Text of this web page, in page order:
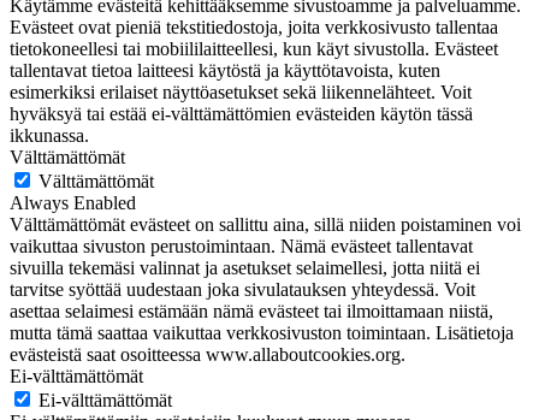
Käytämme evästeitä kehittääksemme sivustoamme ja palveluamme.
Evästeet ovat pieniä tekstitiedostoja, joita verkkosivusto tallentaa
tietokoneellesi tai mobiililaitteellesi, kun käyt sivustolla. Evästeet
tallentavat tietoa laitteesi käytöstä ja käyttötavoista, kuten
esimerkiksi erilaiset näyttöasetukset sekä liikennelähteet. Voit
hyväksyä tai estää ei-välttämättömien evästeiden käytön tässä
ikkunassa.
Välttämättömät
Välttämättömät
Always Enabled
Välttämättömät evästeet on sallittu aina, sillä niiden poistaminen voi
vaikuttaa sivuston perustoimintaan. Nämä evästeet tallentavat
sivuilla tekemäsi valinnat ja asetukset selaimellesi, jotta niitä ei
tarvitse syöttää uudestaan joka sivulatauksen yhteydessä. Voit
asettaa selaimesi estämään nämä evästeet tai ilmoittamaan niistä,
mutta tämä saattaa vaikuttaa verkkosivuston toimintaan. Lisätietoja
evästeistä saat osoitteessa www.allaboutcookies.org.
Ei-välttämättömät
Ei-välttämättömät